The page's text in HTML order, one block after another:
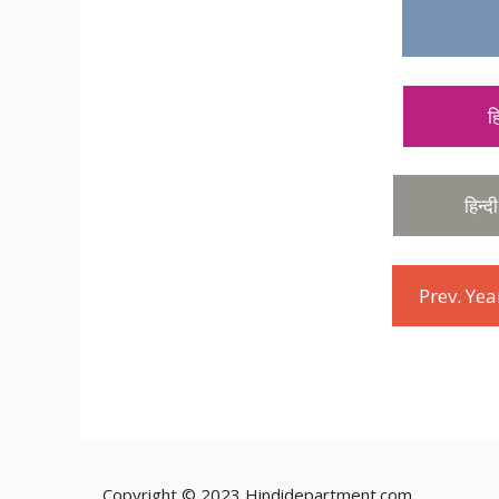
हिन्दी
Prev.
Copyright © 2023 Hindidepartment.com